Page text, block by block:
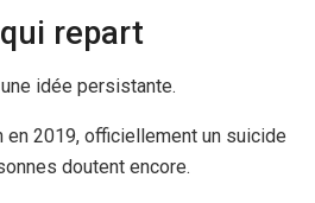
repart
idée persistante.
en 2019, officiellement un suicide
doutent encore.